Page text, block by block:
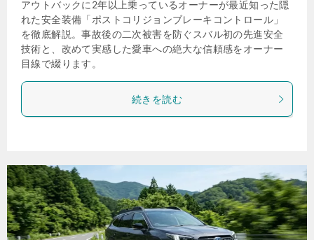
アウトバックに2年以上乗っているオーナーが最近知った隠
れた安全装備「ポストコリジョンブレーキコントロール」
を徹底解説。事故後の二次被害を防ぐスバル初の先進安全
技術と、改めて実感した愛車への絶大な信頼感をオーナー
目線で綴ります。
続きを読む